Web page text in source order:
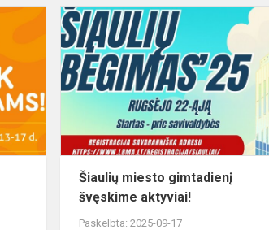
Kviečiame
prisidėti
prie
„Maisto
banko“
akcijos
Šiaulių miesto gimtadienį
švęskime aktyviai!
Paskelbta: 2025-09-17